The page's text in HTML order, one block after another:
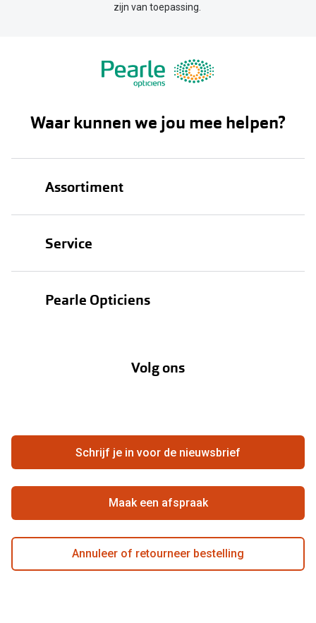
zijn van toepassing.
Waar kunnen we jou mee helpen?
Assortiment
Service
Hier de overeenkomst ontbinden
Pearle Opticiens
Beste winkelketen
Volg ons
Schrijf je in voor de nieuwsbrief
Maak een afspraak
Annuleer of retourneer bestelling